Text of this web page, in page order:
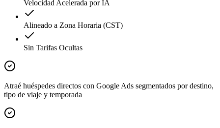
Velocidad Acelerada por IA
Alineado a Zona Horaria (CST)
Sin Tarifas Ocultas
Atraé huéspedes directos con Google Ads segmentados por destino,
tipo de viaje y temporada